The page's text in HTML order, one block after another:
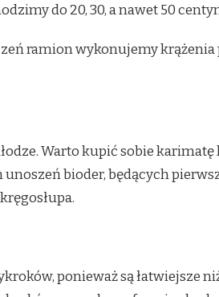
do 20, 30, a nawet 50
ramion wykonujemy
Warto kupić sobie
unoszeń bioder, będących
ponieważ są łatwiejsze